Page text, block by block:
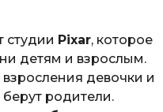
студии Pixar, которое
детям и взрослым.
девочки и
берут родители.